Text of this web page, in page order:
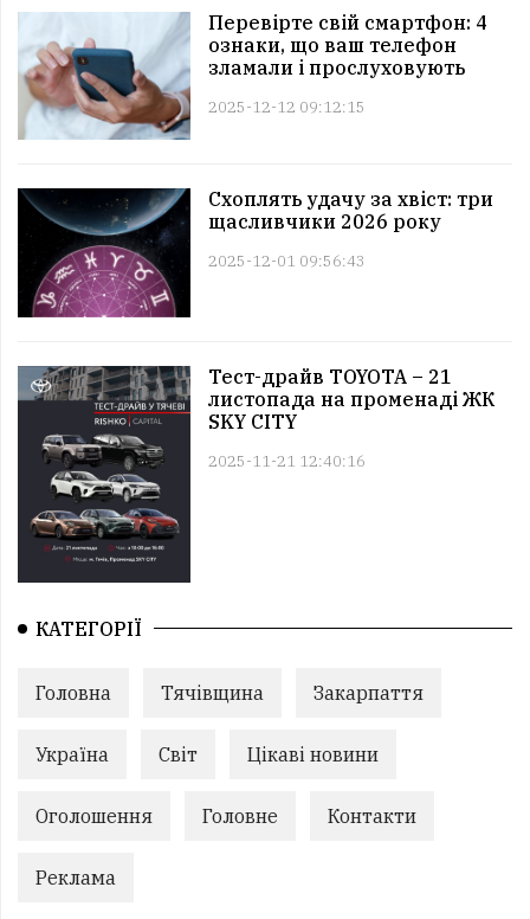
Перевірте свій смартфон: 4
ознаки, що ваш телефон
зламали і прослуховують
2025-12-12 09:12:15
Схоплять удачу за хвіст: три
щасливчики 2026 року
2025-12-01 09:56:43
Тест-драйв TOYOTA – 21
листопада на променаді ЖК
SKY CITY
2025-11-21 12:40:16
КАТЕГОРІЇ
Головна Тячівщина Закарпаття
Україна Світ Цікаві новини
Оголошення Головне Контакти
Реклама